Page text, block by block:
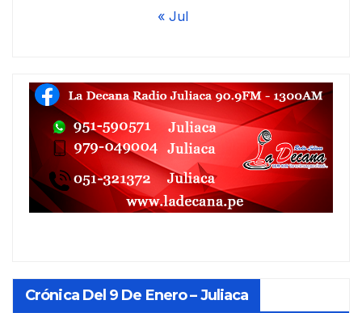
« Jul
Crónica Del 9 De Enero – Juliaca